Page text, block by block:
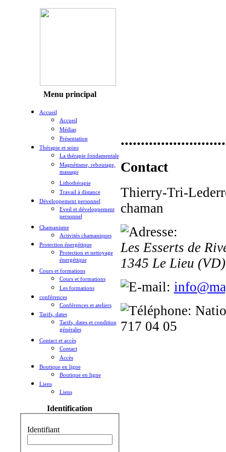
Menu principal
Accueil
Accueil
Médias
Présentation
Thérapie et soins
La thérapie fondamentale
Magnétisme, reboutage,
massage
Lithothérapie
Travail à distance
Développement personnel
Eveil et développement
personnel
Chamanisme
Activités chamaniques
Protection énergétique
Protection et nettoyage
énergétique
Cours et formations
Cours et formations
Les formations
conférences
Conférences et ateliers
Tarifs, dates
Tarifs, dates et condition
générales
Contact et accès
Contact
Accès
Boutique en ligne
Boutique en ligne
Liens
Liens
Identification
Identifiant
Contact
Thierry-Tri-
chaman
Les Esserts de
1345 Le Lieu
717 04 05